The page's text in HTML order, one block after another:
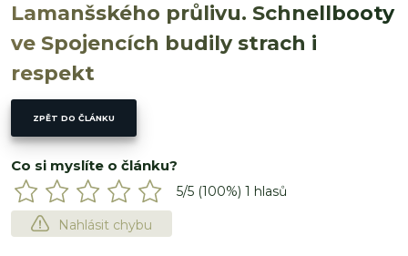
Lamanšského průlivu. Schnellbooty
ve Spojencích budily strach i
respekt
ZPĚT DO ČLÁNKU
Co si myslíte o článku?
5/5 (100%) 1 hlasů
Nahlásit chybu